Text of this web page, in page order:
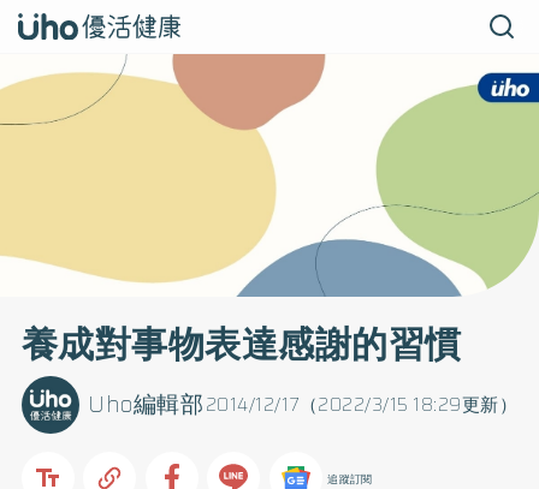
養成對事物表達感謝的習慣
2014/12/17（2022/3/15 18:29更新）
Uho編輯部
追蹤訂閱